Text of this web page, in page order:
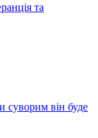
та
суворим він буде